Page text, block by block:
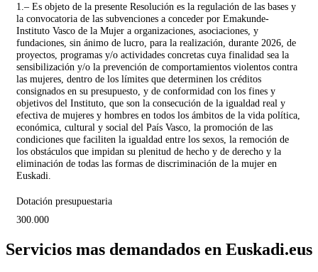
1.– Es objeto de la presente Resolución es la regulación de las bases y
la convocatoria de las subvenciones a conceder por Emakunde-
Instituto Vasco de la Mujer a organizaciones, asociaciones, y
fundaciones, sin ánimo de lucro, para la realización, durante 2026, de
proyectos, programas y/o actividades concretas cuya finalidad sea la
sensibilización y/o la prevención de comportamientos violentos contra
las mujeres, dentro de los límites que determinen los créditos
consignados en su presupuesto, y de conformidad con los fines y
objetivos del Instituto, que son la consecución de la igualdad real y
efectiva de mujeres y hombres en todos los ámbitos de la vida política,
económica, cultural y social del País Vasco, la promoción de las
condiciones que faciliten la igualdad entre los sexos, la remoción de
los obstáculos que impidan su plenitud de hecho y de derecho y la
eliminación de todas las formas de discriminación de la mujer en
Euskadi.
Dotación presupuestaria
300.000
Servicios mas demandados en Euskadi.eus